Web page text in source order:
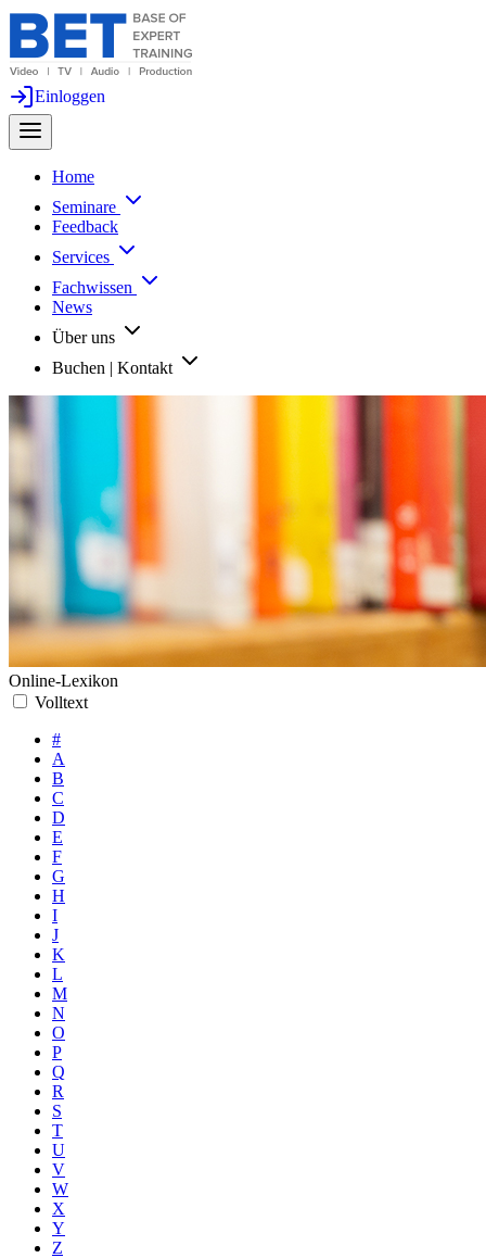
Einloggen
Home
Seminare
Feedback
Services
Fachwissen
News
Über uns
Buchen | Kontakt
Online-Lexikon
Volltext
#
A
B
C
D
E
F
G
H
I
J
K
L
M
N
O
P
Q
R
S
T
U
V
W
X
Y
Z